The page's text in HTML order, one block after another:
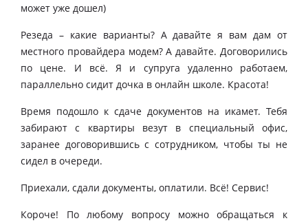
может уже дошел)
Резеда – какие варианты? А давайте я вам дам от
местного провайдера модем? А давайте. Договорились
по цене. И всё. Я и супруга удаленно работаем,
параллельно сидит дочка в онлайн школе. Красота!
Время подошло к сдаче документов на икамет. Тебя
забирают с квартиры везут в специальный офис,
заранее договорившись с сотрудником, чтобы ты не
сидел в очереди.
Приехали, сдали документы, оплатили. Всё! Сервис!
Короче! По любому вопросу можно обращаться к